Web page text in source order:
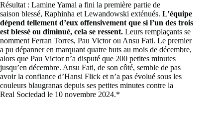
Résultat : Lamine Yamal a fini la première partie de
saison blessé, Raphinha et Lewandowski exténués. L’équipe
dépend tellement d’eux offensivement que si l’un des trois
est blessé ou diminué, cela se ressent. Leurs remplaçants se
nomment Ferran Torres, Pau Victor ou Ansu Fati. Le premier
a pu dépanner en marquant quatre buts au mois de décembre,
alors que Pau Victor n’a disputé que 200 petites minutes
jusqu’en décembre. Ansu Fati, de son côté, semble de pas
avoir la confiance d’Hansi Flick et n’a pas évolué sous les
couleurs blaugranas depuis ses petites minutes contre la
Real Sociedad le 10 novembre 2024.*